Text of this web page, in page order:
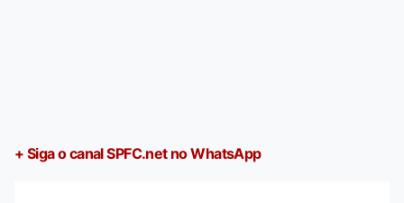
+ Siga o canal SPFC.net no WhatsApp